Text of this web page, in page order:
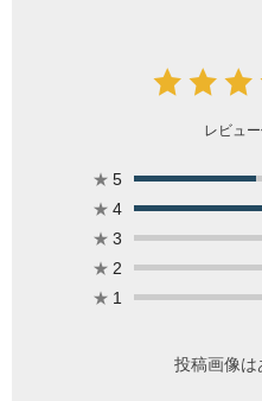
レビュー
★ 5
★ 4
★ 3
★ 2
★ 1
投稿画像は